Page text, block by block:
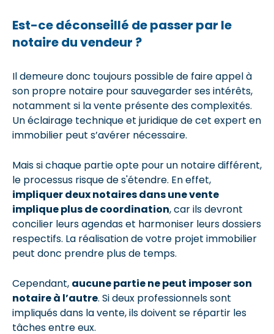
Est-ce déconseillé de passer par le
notaire du vendeur ?
Il demeure donc toujours possible de faire appel à
son propre notaire pour sauvegarder ses intérêts,
notamment si la vente présente des complexités.
Un éclairage technique et juridique de cet expert en
immobilier peut s’avérer nécessaire.
Mais si chaque partie opte pour un notaire différent,
le processus risque de s'étendre. En effet,
impliquer deux notaires dans une vente
implique plus de coordination, car ils devront
concilier leurs agendas et harmoniser leurs dossiers
respectifs. La réalisation de votre projet immobilier
peut donc prendre plus de temps.
Cependant, aucune partie ne peut imposer son
notaire à l’autre. Si deux professionnels sont
impliqués dans la vente, ils doivent se répartir les
tâches entre eux.